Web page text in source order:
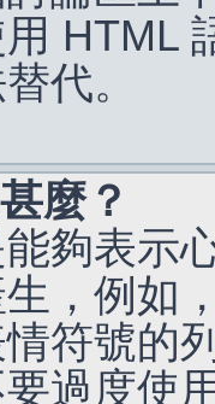
HTML
代。
麼？
夠表示
，例如
符號的
過度使